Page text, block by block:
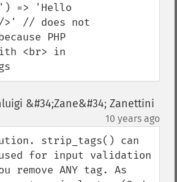
=> 'Hello
>' // does not
PHP
<br> in
&#34;Zane&#34; Zanettini
10 years ago
strip_tags() can
for input validation
remove ANY tag. As